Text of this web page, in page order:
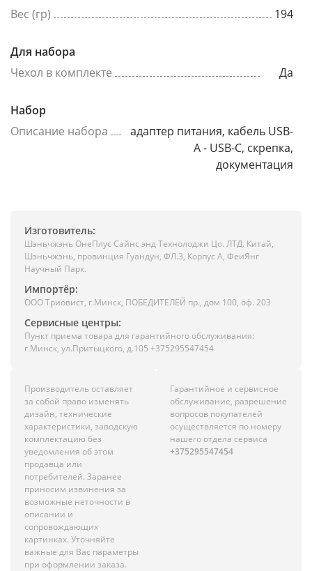
Вес (гр)
194
Для набора
Чехол в комплекте
Да
Набор
Описание набора
адаптер питания, кабель USB-
A - USB-C, скрепка,
документация
Изготовитель:
Шэньчжэнь ОнеПлус Сайнс энд Технолоджи Цо. ЛТД. Китай,
Шэньчжэнь, провинция Гуандун, ФЛ.3, Корпус А, ФеиЯнг
Научный Парк.
Импортёр:
ООО Триовист, г.Минск, ПОБЕДИТЕЛЕЙ пр., дом 100, оф. 203
Сервисные центры:
Пункт приема товара для гарантийного обслуживания:
г.Минск, ул.Притыцкого, д.105 +375295547454
Производитель оставляет
за собой право изменять
дизайн, технические
характеристики, заводскую
комплектацию без
уведомления об этом
продавца или
потребителей. Заранее
приносим извинения за
возможные неточности в
описании и
сопровождающих
картинках. Уточняйте
важные для Вас параметры
при оформлении заказа.
Гарантийное и сервисное
обслуживание, разрешение
вопросов покупателей
осуществляется по номеру
нашего отдела сервиса
+375295547454